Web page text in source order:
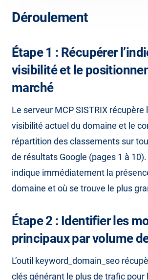
Déroulement
Étape 1 : Récupérer
visibilité et le
marché
Le serveur MCP SISTRIX récupère
visibilité actuel du domaine et le
répartition des classements sur
de résultats Google (pages 1 à
indique immédiatement la
domaine et où se trouve le plus
Étape 2 : Identifier les
principaux par volume
L’outil keyword_domain_seo
clés générant le plus de trafic pour